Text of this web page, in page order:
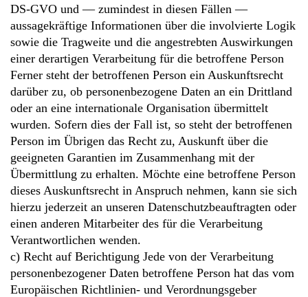
DS-GVO und — zumindest in diesen Fällen —
aussagekräftige Informationen über die involvierte Logik
sowie die Tragweite und die angestrebten Auswirkungen
einer derartigen Verarbeitung für die betroffene Person
Ferner steht der betroffenen Person ein Auskunftsrecht
darüber zu, ob personenbezogene Daten an ein Drittland
oder an eine internationale Organisation übermittelt
wurden. Sofern dies der Fall ist, so steht der betroffenen
Person im Übrigen das Recht zu, Auskunft über die
geeigneten Garantien im Zusammenhang mit der
Übermittlung zu erhalten. Möchte eine betroffene Person
dieses Auskunftsrecht in Anspruch nehmen, kann sie sich
hierzu jederzeit an unseren Datenschutzbeauftragten oder
einen anderen Mitarbeiter des für die Verarbeitung
Verantwortlichen wenden.
c) Recht auf Berichtigung Jede von der Verarbeitung
personenbezogener Daten betroffene Person hat das vom
Europäischen Richtlinien- und Verordnungsgeber